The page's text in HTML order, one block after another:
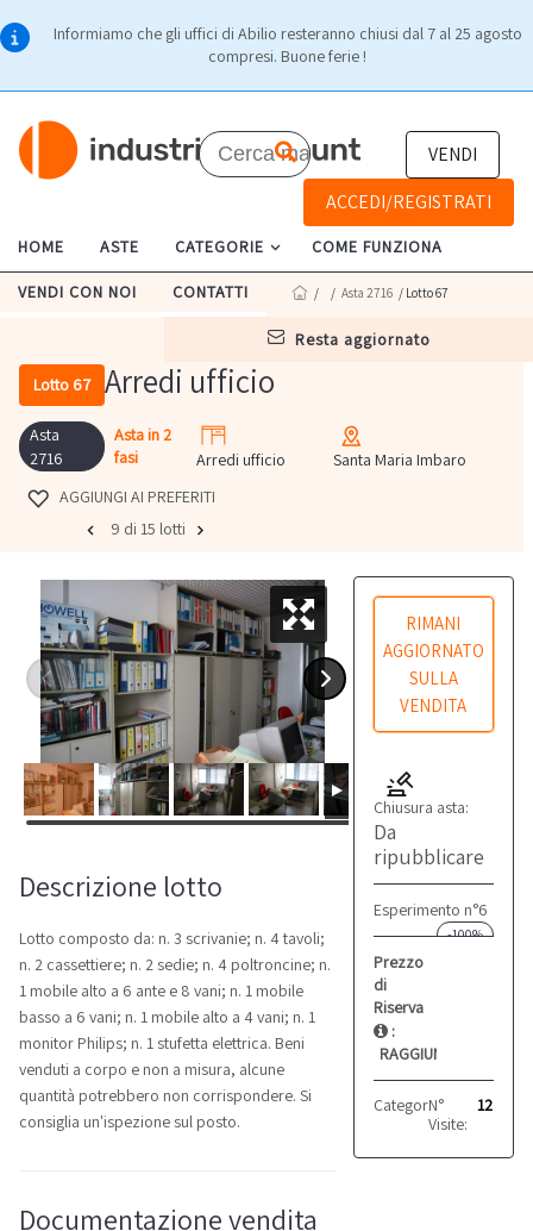
Informiamo che gli uffici di Abilio resteranno chiusi dal 7 al 25 agosto
compresi. Buone ferie !
VENDI
ACCEDI/REGISTRATI
HOME ASTE CATEGORIE COME FUNZIONA
VENDI CON NOI CONTATTI
resta aggiornato
/ / Asta 2716 / Lotto 67
Lotto 67 Arredi ufficio
Asta
2716
Asta in 2
fasi
Arredi ufficio
Santa Maria Imbaro
AGGIUNGI AI PREFERITI
9 di 15 lotti
RIMANI
AGGIORNATO
SULLA
VENDITA
Chiusura asta:
Da
ripubblicare
Esperimento n°6
-100%
Prezzo
di
Riserva
:
RAGGIUNTO
Categoria: Arredi
N°
Visite:
12
Descrizione lotto
Lotto composto da: n. 3 scrivanie; n. 4 tavoli;
n. 2 cassettiere; n. 2 sedie; n. 4 poltroncine; n.
1 mobile alto a 6 ante e 8 vani; n. 1 mobile
basso a 6 vani; n. 1 mobile alto a 4 vani; n. 1
monitor Philips; n. 1 stufetta elettrica. Beni
venduti a corpo e non a misura, alcune
quantità potrebbero non corrispondere. Si
consiglia un'ispezione sul posto.
Documentazione vendita